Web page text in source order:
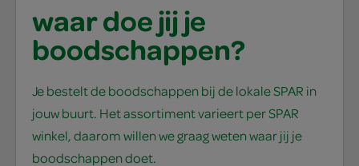
waar doe jij je
boodschappen?
Je bestelt de boodschappen bij de lokale SPAR in
jouw buurt. Het assortiment varieert per SPAR
winkel, daarom willen we graag weten waar jij je
boodschappen doet.